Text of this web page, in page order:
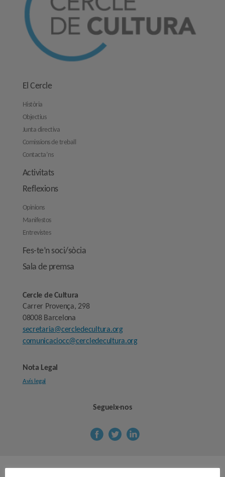
El Cercle
Història
Objectius
Junta directiva
Comissions de treball
Contacta’ns
Activitats
Reflexions
Opinions
Manifestos
Entrevistes
Fes-te’n soci/sòcia
Sala de premsa
Cercle de Cultura
Carrer Provença, 298
08008 Barcelona
secretaria@cercledecultura.org
comunicaciocc@cercledecultura.org
Nota Legal
Avís legal
Segueix-nos